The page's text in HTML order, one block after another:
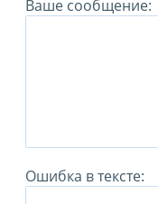
Ваше сообщение:
Ошибка в тексте: